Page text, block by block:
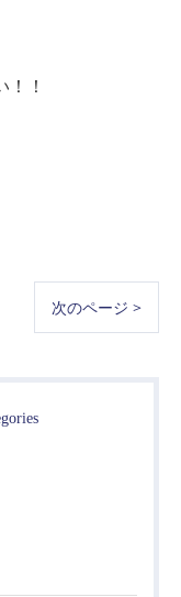
！
次のページ >